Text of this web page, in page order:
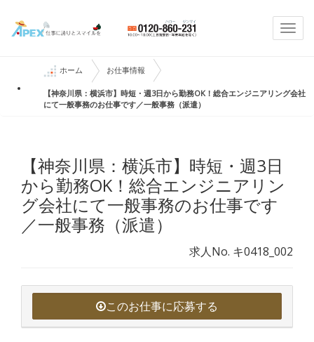
ホーム お仕事情報
【神奈川県：横浜市】時短・週3日から勤務OK！総合エンジニアリング会社
にて一般事務のお仕事です／一般事務（派遣）
【神奈川県：横浜市】時短・週3日
から勤務OK！総合エンジニアリン
グ会社にて一般事務のお仕事です
／一般事務（派遣）
求人No. キ0418_002
このお仕事に応募する